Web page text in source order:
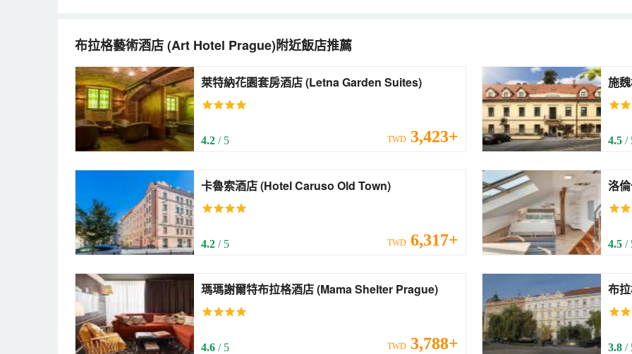
布拉格藝術酒店(Art Hotel Prague)附近飯店推薦
萊特納花園套房酒店 (Letna Garden Suites)
4.2 / 5 TWD 3,423+ 4.5/
卡魯索酒店 (Hotel Caruso Old Town)
4.2 / 5 TWD 6,317+ 4.5/
瑪瑪謝爾特布拉格酒店 (Mama Shelter Prague)
4.6 / 5 TWD 3,788+
布拉格
3.8/